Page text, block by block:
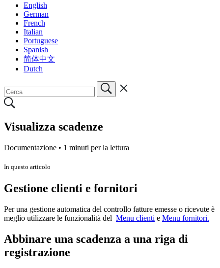
English
German
French
Italian
Portuguese
Spanish
简体中文
Dutch
Visualizza scadenze
Documentazione • 1 minuti per la lettura
In questo articolo
Gestione clienti e fornitori
Per una gestione automatica del controllo fatture emesse o ricevute è
meglio utilizzare le funzionalità del Menu clienti e Menu fornitori.
Abbinare una scadenza a una riga di
registrazione